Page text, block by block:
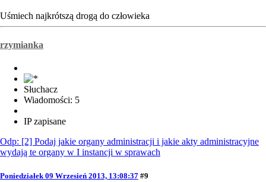
Uśmiech najkrótszą drogą do człowieka
rzymianka
Słuchacz
Wiadomości: 5
IP zapisane
Odp: [2] Podaj jakie organy administracji i jakie akty administracyjne
wydają te organy w I instancji w sprawach
Poniedziałek 09 Wrzesień 2013, 13:08:37 #9